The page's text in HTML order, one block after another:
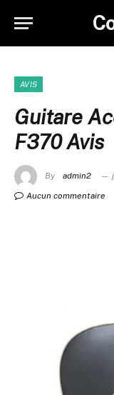
AVIS
Guitare
F370 Avis
By admin2
Aucun commentaire